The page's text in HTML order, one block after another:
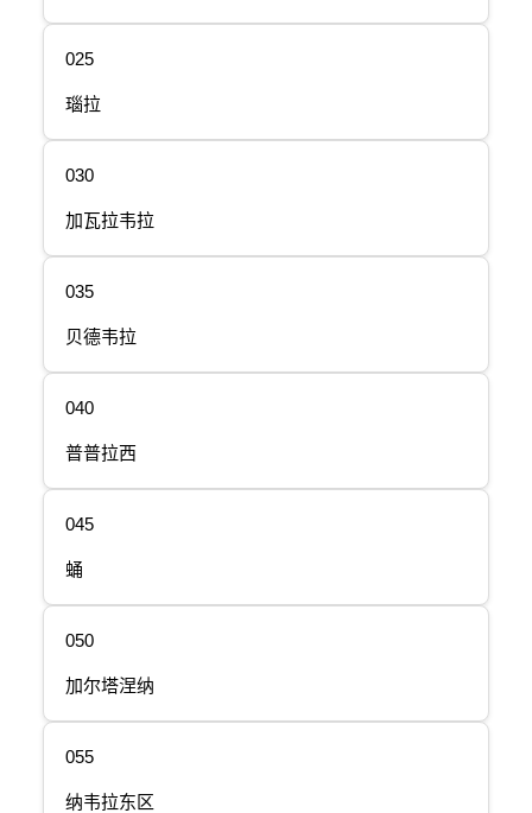
025
瑙拉
030
加瓦拉韦拉
035
贝德韦拉
040
普普拉西
045
蛹
050
加尔塔涅纳
055
纳韦拉东区